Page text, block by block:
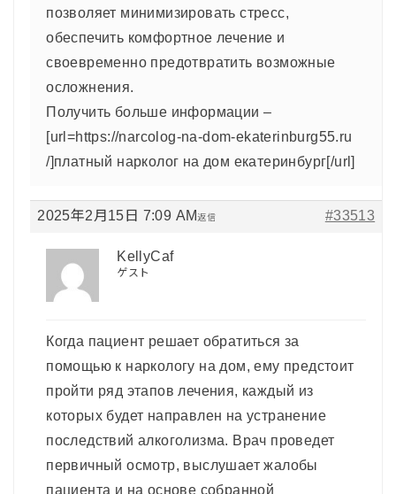
позволяет минимизировать стресс,
обеспечить комфортное лечение и
своевременно предотвратить возможные
осложнения.
Получить больше информации –
[url=https://narcolog-na-dom-ekaterinburg55.ru
/]платный нарколог на дом екатеринбург[/url]
2025年2月15日 7:09 AM #33513
返信
KellyCaf
ゲスト
Когда пациент решает обратиться за
помощью к наркологу на дом, ему предстоит
пройти ряд этапов лечения, каждый из
которых будет направлен на устранение
последствий алкоголизма. Врач проведет
первичный осмотр, выслушает жалобы
пациента и на основе собранной